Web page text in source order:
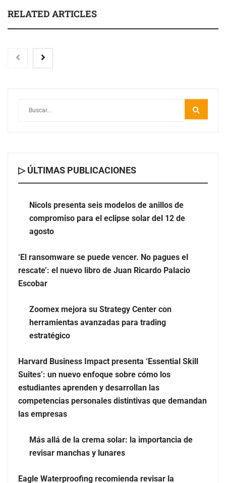
RELATED ARTICLES
Nicols presenta seis modelos de anillos de compromiso
‘El ransomware se puede vencer. No pagues el rescate’:
el nuevo libro de Juan Ricardo Palacio Escobar
Zoomex mejora su Strategy Center con herramientas
avanzadas para trading estratégico
Harvard Business Impact presenta ‘Essential Skill
Suites’: un nuevo enfoque sobre cómo los estudiantes
distintivas que demandan las empresas
▷ ÚLTIMAS PUBLICACIONES
Nicols presenta seis modelos de anillos de
compromiso para el eclipse solar del 12 de
agosto
‘El ransomware se puede vencer. No pagues el
rescate’: el nuevo libro de Juan Ricardo Palacio
Escobar
Zoomex mejora su Strategy Center con
herramientas avanzadas para trading
estratégico
Harvard Business Impact presenta ‘Essential Skill
Suites’: un nuevo enfoque sobre cómo los
estudiantes aprenden y desarrollan las
competencias personales distintivas que demandan
las empresas
Más allá de la crema solar: la importancia de
revisar manchas y lunares
Eagle Waterproofing recomienda revisar la